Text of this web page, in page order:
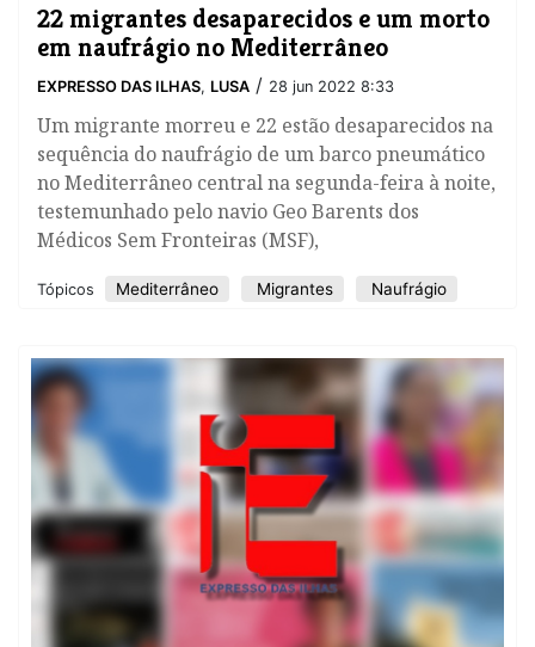
22 migrantes desaparecidos e um morto
em naufrágio no Mediterrâneo
EXPRESSO DAS ILHAS, LUSA / 28 jun 2022 8:33
Um migrante morreu e 22 estão desaparecidos na
sequência do naufrágio de um barco pneumático
no Mediterrâneo central na segunda-feira à noite,
testemunhado pelo navio Geo Barents dos
Médicos Sem Fronteiras (MSF),
Tópicos Mediterrâneo Migrantes Naufrágio